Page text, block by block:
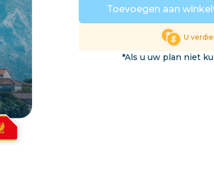
Verken Alle
Toevoegen aan
U
*Als u uw plan niet